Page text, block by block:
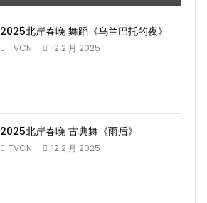
2025北岸春晚 舞蹈《乌兰巴托的夜》
TVCN 12 2 月 2025
2025北岸春晚 古典舞《雨后》
TVCN 12 2 月 2025